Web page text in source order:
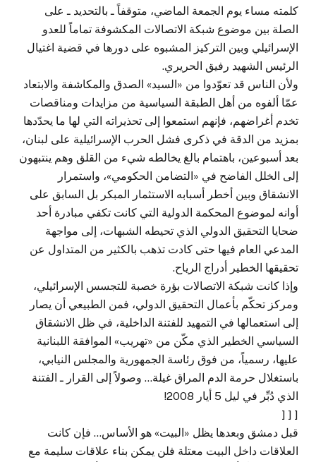
كلمته مساء يوم الجمعة الماضي، متوقفاً ـ بالتحديد ـ على
الصلة بين موضوع شبكة الاتصالات المكشوفة تماماً للعدو
الإسرائيلي وبين التركيز المشبوه على دورها في قضية اغتيال
الرئيس الشهيد رفيق الحريري.
ولأن الناس قد تعوّدوا من «السيد» الصدق والمكاشفة والابتعاد
عمّا ألفوه من أهل الطبقة السياسية من مزايدات ومناقصات
تخدم أغراضهم، فإنهم استمعوا إلى تحذيراته التي لها ما يحدّدها
بمزيد من الدقة في ذكرى فشل الحرب الإسرائيلية على لبنان،
بعد أسبوعين، باهتمام بالغ يخالطه شيء من القلق وهم ينتبهون
إلى الخلل الفاضح في «التضامن الحكومي»، واستمرار
الانشقاق وبين أخطر أسبابه الاستثمار المبكر بل السابق على
أوانه لموضوع المحكمة الدولية التي كانت تكفي مبادرة أحد
ضحايا التحقيق الدولي الذي تحيطه الشبهات، إلى مواجهة
المدعي العام فيها حتى كادت تذهب بالكثير من المتداول عن
تحقيقها الخطير أدراج الرياح.
وإذا كانت شبكة الاتصالات بؤرة خصبة للتجسس الإسرائيلي،
ومركز تحكّم بأعمال التحقيق الدولي، فمن الطبيعي أن يصار
إلى استعمالها في التمهيد للفتنة الداخلية، في ظل الانشقاق
السياسي الخطير الذي مكّن من «تهريب» الموافقة اللبنانية
عليها، رسمياً، من فوق رئاسة الجمهورية والمجلس النيابي،
باستغلال حرمة الدم المراق غيلة… وصولاً إلى القرار ـ الفتنة
الذي دُبِّر في ليل 5 أيار 2008!
[ [ [
قبل دمشق وبعدها يظل «البيت» هو الأساس… فإن كانت
العلاقات داخل البيت معتلة فلن يمكن بناء علاقات سليمة مع